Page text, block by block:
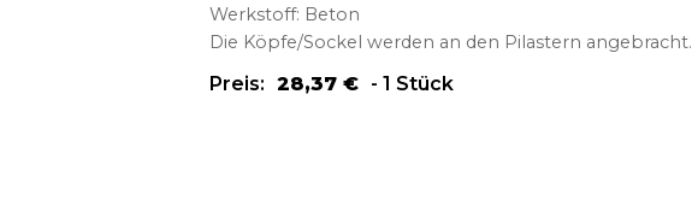
Werkstoff: Beton
Die Köpfe/Sockel werden an den Pilastern angebracht.
Preis: 28,37 € - 1 Stück